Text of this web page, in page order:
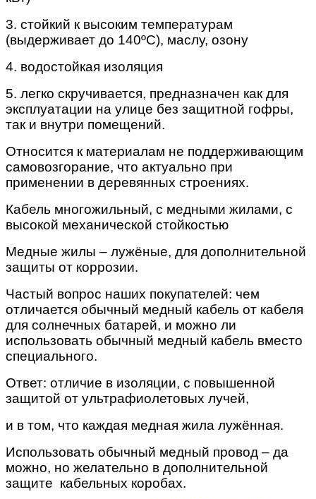
3. стойкий к высоким температурам
(выдерживает до 140ºC), маслу, озону
4. водостойкая изоляция
5. легко скручивается, предназначен как для
эксплуатации на улице без защитной гофры,
так и внутри помещений.
Относится к материалам не поддерживающим
самовозгорание, что актуально при
применении в деревянных строениях.
Кабель многожильный, с медными жилами, с
высокой механической стойкостью
Медные жилы – лужёные, для дополнительной
защиты от коррозии.
Частый вопрос наших покупателей: чем
отличается обычный медный кабель от кабеля
для солнечных батарей, и можно ли
использовать обычный медный кабель вместо
специального.
Ответ: отличие в изоляции, с повышенной
защитой от ультрафиолетовых лучей,
и в том, что каждая медная жила лужённая.
Использовать обычный медный провод – да
можно, но желательно в дополнительной
защите кабельных коробах.